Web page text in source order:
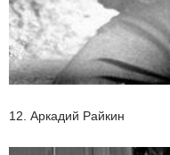
12. Аркадий Райкин